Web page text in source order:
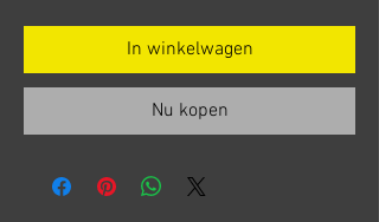
In winkelwagen
Nu kopen